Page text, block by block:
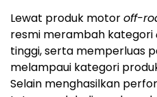
Lewat produk motoroff-
resmi merambah kategori
tinggi, serta memperluas
melampaui kategori
Selain menghasilkan